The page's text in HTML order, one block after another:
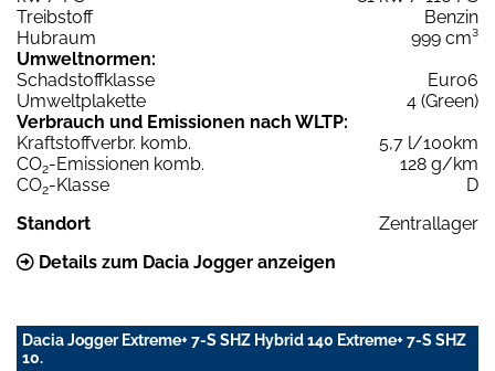
Treibstoff
Benzin
Hubraum
999 cm³
Umweltnormen:
Schadstoffklasse
Euro6
Umweltplakette
4 (Green)
Verbrauch und Emissionen nach WLTP:
Kraftstoffverbr. komb.
5,7 l/100km
CO2-Emissionen komb.
128 g/km
CO2-Klasse
D
Standort
Zentrallager
Details zum Dacia Jogger anzeigen
Dacia Jogger Extreme+ 7-S SHZ Hybrid 140 Extreme+ 7-S SHZ
10.